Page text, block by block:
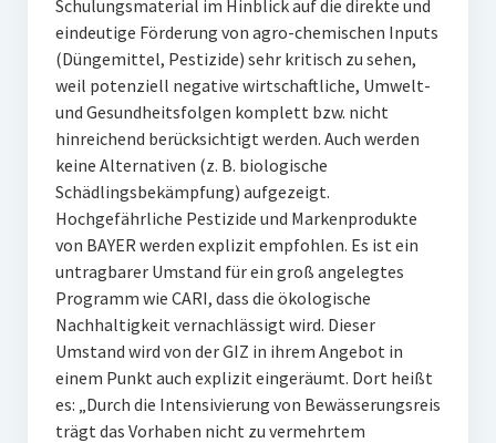
Schulungsmaterial im Hinblick auf die direkte und
eindeutige Förderung von agro-chemischen Inputs
(Düngemittel, Pestizide) sehr kritisch zu sehen,
weil potenziell negative wirtschaftliche, Umwelt-
und Gesundheitsfolgen komplett bzw. nicht
hinreichend berücksichtigt werden. Auch werden
keine Alternativen (z. B. biologische
Schädlingsbekämpfung) aufgezeigt.
Hochgefährliche Pestizide und Markenprodukte
von BAYER werden explizit empfohlen. Es ist ein
untragbarer Umstand für ein groß angelegtes
Programm wie CARI, dass die ökologische
Nachhaltigkeit vernachlässigt wird. Dieser
Umstand wird von der GIZ in ihrem Angebot in
einem Punkt auch explizit eingeräumt. Dort heißt
es: „Durch die Intensivierung von Bewässerungsreis
trägt das Vorhaben nicht zu vermehrtem